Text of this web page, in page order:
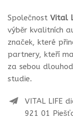
Společnost Vital
výběr kvalitních
značek, které
partnery, kteří
za sebou
studie.
VITAL LIFE
921 01